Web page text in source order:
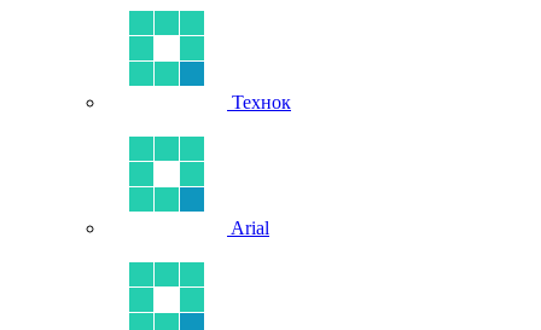
Технок
Arial